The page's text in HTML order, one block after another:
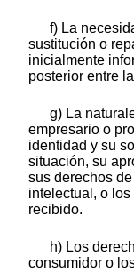
f) La
sustitución o
inicialmente
posterior entre
g) La
empresario o
identidad y su
situación, su
sus derechos
intelectual, o
recibido.
h) Los
consumidor o